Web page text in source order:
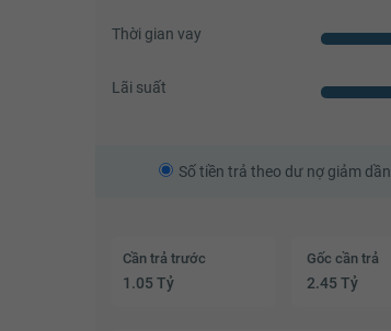
Thời gian vay
Lãi suất
Số tiền trả theo dư nợ giảm dần
Cần trả trước
1.05 Tỷ
Gốc cần trả
2.45 Tỷ